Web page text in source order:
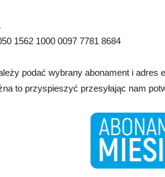
1562 1000 0097 7781 8684
podać wybrany abonament i
to przyspieszyć przesyłając nam